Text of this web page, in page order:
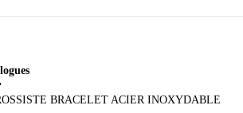
BRACELET ACIER INOXYDABLE